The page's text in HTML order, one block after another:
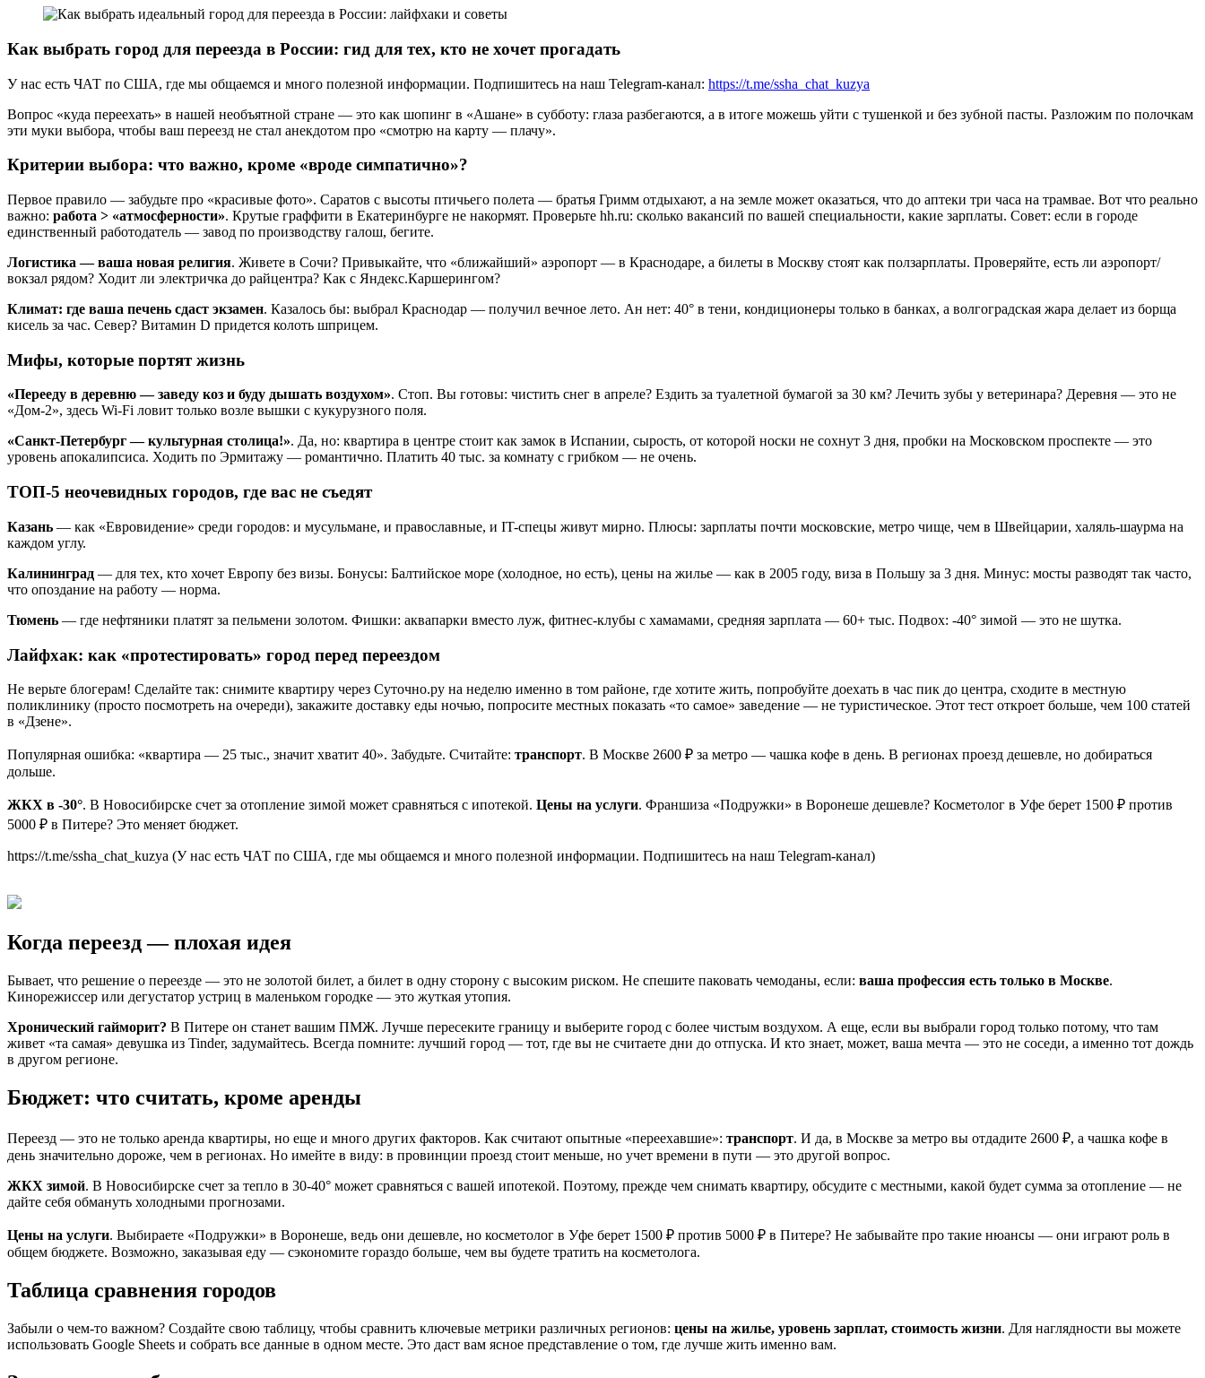
Как выбрать город для переезда в России: гид для тех, кто не хочет прогадать
У нас есть ЧАТ по США, где мы общаемся и много полезной информации. Подпишитесь на наш Telegram-канал: https://t.me/ssha_chat_kuzya
Вопрос «куда переехать» в нашей необъятной стране — это как шопинг в «Ашане» в субботу: глаза разбегаются, а в итоге можешь уйти с тушенкой и без зубной пасты. Разложим по полочкам
эти муки выбора, чтобы ваш переезд не стал анекдотом про «смотрю на карту — плачу».
Критерии выбора: что важно, кроме «вроде симпатично»?
Первое правило — забудьте про «красивые фото». Саратов с высоты птичьего полета — братья Гримм отдыхают, а на земле может оказаться, что до аптеки три часа на трамвае. Вот что реально
важно: работа > «атмосферности». Крутые граффити в Екатеринбурге не накормят. Проверьте hh.ru: сколько вакансий по вашей специальности, какие зарплаты. Совет: если в городе
единственный работодатель — завод по производству галош, бегите.
Логистика — ваша новая религия. Живете в Сочи? Привыкайте, что «ближайший» аэропорт — в Краснодаре, а билеты в Москву стоят как ползарплаты. Проверяйте, есть ли аэропорт/
вокзал рядом? Ходит ли электричка до райцентра? Как с Яндекс.Каршерингом?
Климат: где ваша печень сдаст экзамен. Казалось бы: выбрал Краснодар — получил вечное лето. Ан нет: 40° в тени, кондиционеры только в банках, а волгоградская жара делает из борща
кисель за час. Север? Витамин D придется колоть шприцем.
Мифы, которые портят жизнь
«Перееду в деревню — заведу коз и буду дышать воздухом». Стоп. Вы готовы: чистить снег в апреле? Ездить за туалетной бумагой за 30 км? Лечить зубы у ветеринара? Деревня — это не
«Дом-2», здесь Wi-Fi ловит только возле вышки с кукурузного поля.
«Санкт-Петербург — культурная столица!». Да, но: квартира в центре стоит как замок в Испании, сырость, от которой носки не сохнут 3 дня, пробки на Московском проспекте — это
уровень апокалипсиса. Ходить по Эрмитажу — романтично. Платить 40 тыс. за комнату с грибком — не очень.
ТОП-5 неочевидных городов, где вас не съедят
Казань — как «Евровидение» среди городов: и мусульмане, и православные, и IT-спецы живут мирно. Плюсы: зарплаты почти московские, метро чище, чем в Швейцарии, халяль-шаурма на
каждом углу.
Калининград — для тех, кто хочет Европу без визы. Бонусы: Балтийское море (холодное, но есть), цены на жилье — как в 2005 году, виза в Польшу за 3 дня. Минус: мосты разводят так часто,
что опоздание на работу — норма.
Тюмень — где нефтяники платят за пельмени золотом. Фишки: аквапарки вместо луж, фитнес-клубы с хамамами, средняя зарплата — 60+ тыс. Подвох: -40° зимой — это не шутка.
Лайфхак: как «протестировать» город перед переездом
Не верьте блогерам! Сделайте так: снимите квартиру через Суточно.ру на неделю именно в том районе, где хотите жить, попробуйте доехать в час пик до центра, сходите в местную
поликлинику (просто посмотреть на очереди), закажите доставку еды ночью, попросите местных показать «то самое» заведение — не туристическое. Этот тест откроет больше, чем 100 статей
в «Дзене».
Популярная ошибка: «квартира — 25 тыс., значит хватит 40». Забудьте. Считайте: транспорт. В Москве 2600 ₽ за метро — чашка кофе в день. В регионах проезд дешевле, но добираться
дольше.
ЖКХ в -30°. В Новосибирске счет за отопление зимой может сравняться с ипотекой. Цены на услуги. Франшиза «Подружки» в Воронеше дешевле? Косметолог в Уфе берет 1500 ₽ против
5000 ₽ в Питере? Это меняет бюджет.
https://t.me/ssha_chat_kuzya (У нас есть ЧАТ по США, где мы общаемся и много полезной информации. Подпишитесь на наш Telegram-канал)
Когда переезд — плохая идея
Бывает, что решение о переезде — это не золотой билет, а билет в одну сторону с высоким риском. Не спешите паковать чемоданы, если: ваша профессия есть только в Москве.
Кинорежиссер или дегустатор устриц в маленьком городке — это жуткая утопия.
Хронический гайморит? В Питере он станет вашим ПМЖ. Лучше пересеките границу и выберите город с более чистым воздухом. А еще, если вы выбрали город только потому, что там
живет «та самая» девушка из Tinder, задумайтесь. Всегда помните: лучший город — тот, где вы не считаете дни до отпуска. И кто знает, может, ваша мечта — это не соседи, а именно тот дождь
в другом регионе.
Бюджет: что считать, кроме аренды
Переезд — это не только аренда квартиры, но еще и много других факторов. Как считают опытные «переехавшие»: транспорт. И да, в Москве за метро вы отдадите 2600 ₽, а чашка кофе в
день значительно дороже, чем в регионах. Но имейте в виду: в провинции проезд стоит меньше, но учет времени в пути — это другой вопрос.
ЖКХ зимой. В Новосибирске счет за тепло в 30-40° может сравняться с вашей ипотекой. Поэтому, прежде чем снимать квартиру, обсудите с местными, какой будет сумма за отопление — не
дайте себя обмануть холодными прогнозами.
Цены на услуги. Выбираете «Подружки» в Воронеше, ведь они дешевле, но косметолог в Уфе берет 1500 ₽ против 5000 ₽ в Питере? Не забывайте про такие нюансы — они играют роль в
общем бюджете. Возможно, заказывая еду — сэкономите гораздо больше, чем вы будете тратить на косметолога.
Таблица сравнения городов
Забыли о чем-то важном? Создайте свою таблицу, чтобы сравнить ключевые метрики различных регионов: цены на жилье, уровень зарплат, стоимость жизни. Для наглядности вы можете
использовать Google Sheets и собрать все данные в одном месте. Это даст вам ясное представление о том, где лучше жить именно вам.